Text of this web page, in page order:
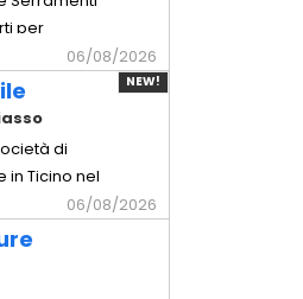
per
di
territorio.
Posa in
di arredi
06/08/2026
NEW!
di
in Ticino nel
di
chiavi in
06/08/2026